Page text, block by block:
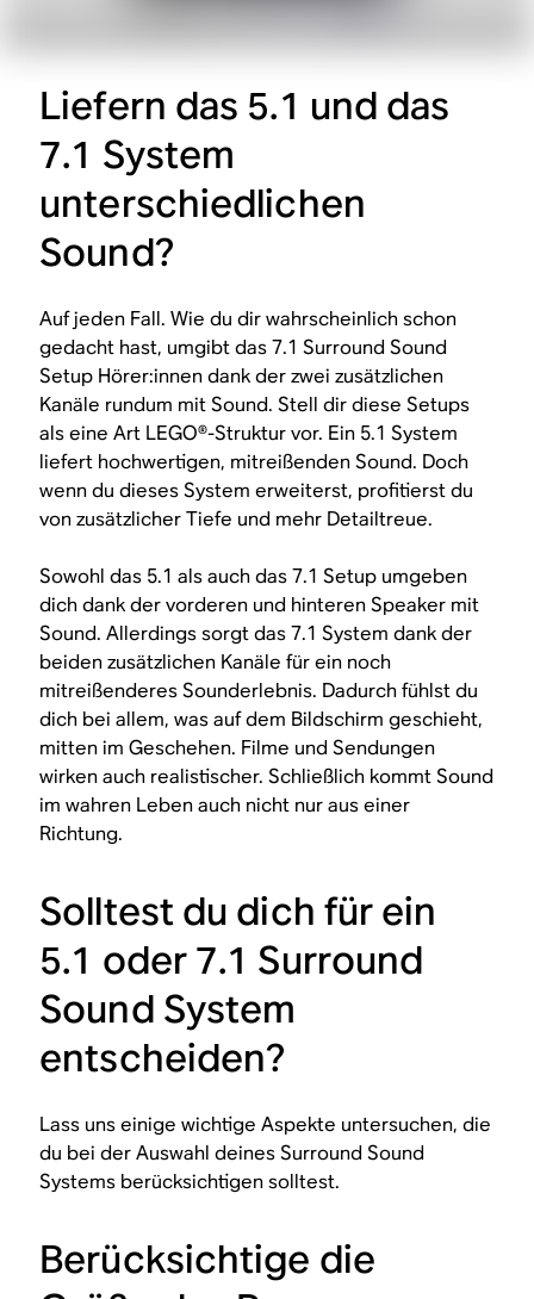
Liefern das 5.1 und das
7.1 System
unterschiedlichen
Sound?
Auf jeden Fall. Wie du dir wahrscheinlich schon
gedacht hast, umgibt das 7.1 Surround Sound
Setup Hörer:innen dank der zwei zusätzlichen
Kanäle rundum mit Sound. Stell dir diese Setups
als eine Art LEGO®-Struktur vor. Ein 5.1 System
liefert hochwertigen, mitreißenden Sound. Doch
wenn du dieses System erweiterst, profitierst du
von zusätzlicher Tiefe und mehr Detailtreue.
Sowohl das 5.1 als auch das 7.1 Setup umgeben
dich dank der vorderen und hinteren Speaker mit
Sound. Allerdings sorgt das 7.1 System dank der
beiden zusätzlichen Kanäle für ein noch
mitreißenderes Sounderlebnis. Dadurch fühlst du
dich bei allem, was auf dem Bildschirm geschieht,
mitten im Geschehen. Filme und Sendungen
wirken auch realistischer. Schließlich kommt Sound
im wahren Leben auch nicht nur aus einer
Richtung.
Solltest du dich für ein
5.1 oder 7.1 Surround
Sound System
entscheiden?
Lass uns einige wichtige Aspekte untersuchen, die
du bei der Auswahl deines Surround Sound
Systems berücksichtigen solltest.
Berücksichtige die